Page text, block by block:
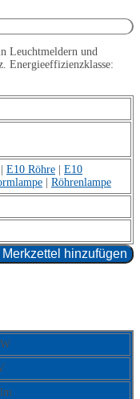
Leuchtmeldern und
Energieeffizienzklasse:
E10 Röhre
E10
Röhrenlampe
hinzufügen